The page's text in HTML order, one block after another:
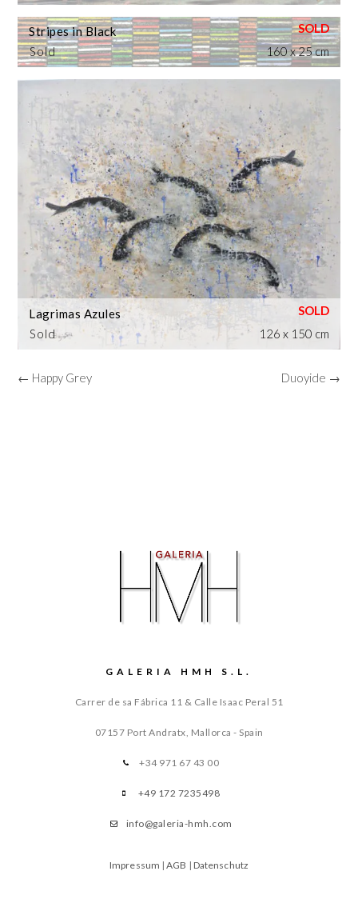
Sold
Stripes in Black
160 x 25 cm
Sold
Lagrimas Azules
126 x 150 cm
← Happy Grey Duoyide →
GALERIA HMH S.L.
Carrer de sa Fábrica 11 & Calle Isaac Peral 51
07157 Port Andratx, Mallorca - Spain
+34 971 67 43 00
+49 172 7235498
info@galeria-hmh.com
Impressum |AGB | Datenschutz